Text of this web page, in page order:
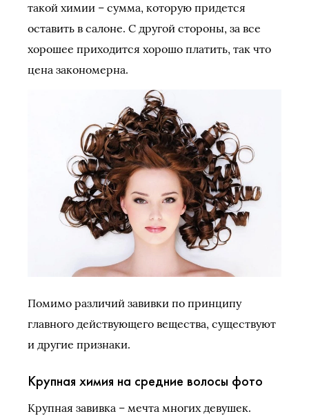
такой химии – сумма, которую придется
оставить в салоне. С другой стороны, за все
хорошее приходится хорошо платить, так что
цена закономерна.
Помимо различий завивки по принципу
главного действующего вещества, существуют
и другие признаки.
Крупная химия на средние волосы фото
Крупная завивка – мечта многих девушек.